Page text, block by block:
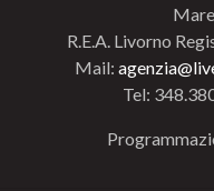
R.E.A. Livorno
Mail:
Tel: